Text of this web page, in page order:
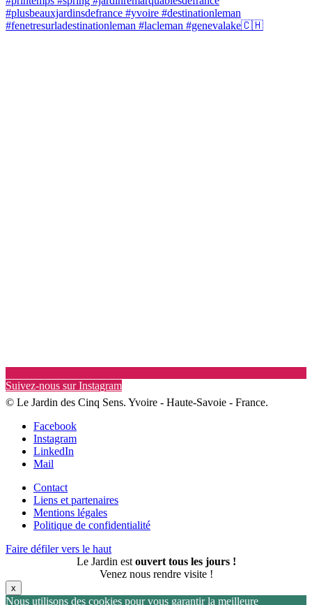
Suivez-nous sur Instagram
© Le Jardin des Cinq Sens. Yvoire - Haute-Savoie - France.
Facebook
Instagram
LinkedIn
Mail
Contact
Liens et partenaires
Mentions légales
Politique de confidentialité
Faire défiler vers le haut
Le Jardin estouvert tous les jours !
Venez nous rendre visite !
x
Nous utilisons des cookies pour vous garantir la meilleure